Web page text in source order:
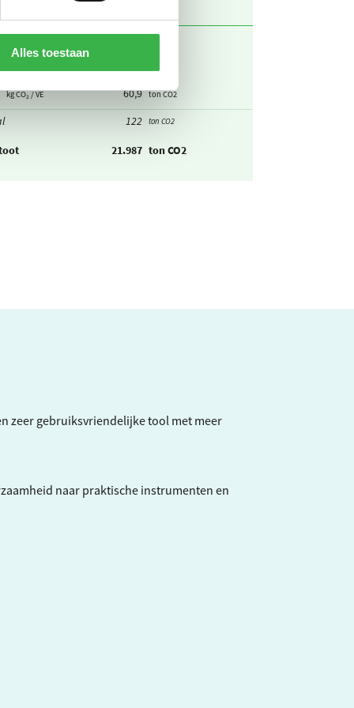
Alles toestaan
kg CO₂ / m3 61,4 ton CO2
kg CO₂ / VE 60,9 ton CO2
122 ton CO2
21.987 ton CO2
zeer gebruiksvriendelijke tool met meer
naar praktische instrumenten en